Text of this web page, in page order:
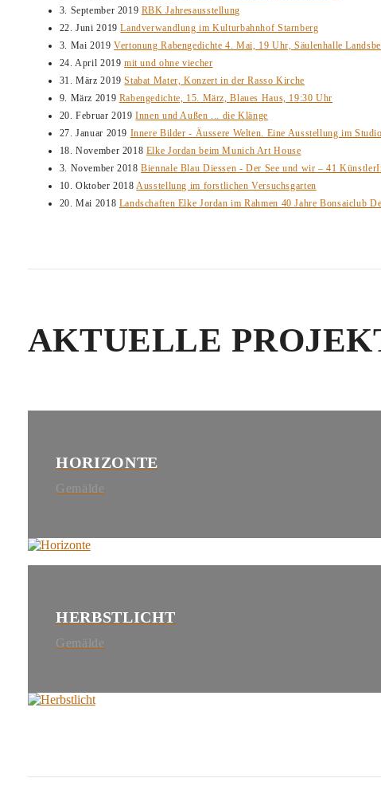
3. September 2019 RBK Jahresausstellung
22. Juni 2019 Landverwandlung im Kulturbahnhof Starnberg
3. Mai 2019 Vertonung Rabengedichte 4. Mai, 19 Uhr, Säulenhalle
24. April 2019 mit und ohne viecher
31. März 2019 Stabat Mater, Konzert in der Rasso Kirche
9. März 2019 Rabengedichte, 15. März, Blaues Haus, 19:30 Uhr
20. Februar 2019 Innen und Außen ... die Klänge
27. Januar 2019 Innere Bilder - Äussere Welten. Eine Ausstellung im
18. November 2018 Elke Jordan beim Munich Art House
3. November 2018 Biennale Blau Diessen - Der See und wir – 41
10. Oktober 2018 Ausstellung im forstlichen Versuchsgarten
20. Mai 2018 Landschaften Elke Jordan im Rahmen 40 Jahre Bonsaiclub
AKTUELLE
HORIZONTE
Gemälde
HERBSTLICHT
Gemälde